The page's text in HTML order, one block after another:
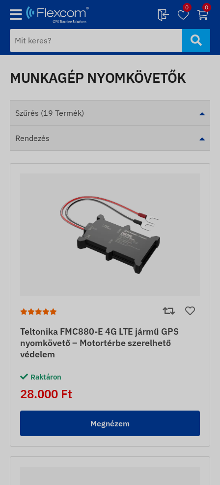
0 0
MUNKAGÉP NYOMKÖVETŐK
Szűrés (19 Termék)
Rendezés
Teltonika FMC880-E 4G LTE jármű GPS
nyomkövető – Motortérbe szerelhető
védelem
Raktáron
28.000 Ft
Megnézem